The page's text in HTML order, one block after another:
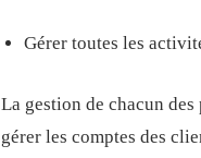
Gérer toutes les
La gestion de chacun
gérer les comptes des